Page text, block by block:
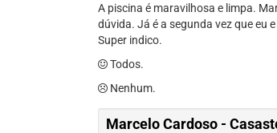
A piscina é maravilhosa e limpa.
dúvida. Já é a segunda vez que eu
Super indico.
Todos.
Nenhum.
Marcelo Cardoso -